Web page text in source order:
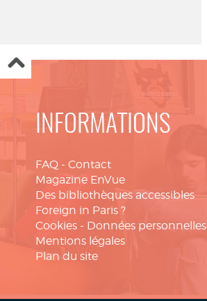
INFORMATIONS
FAQ - Contact
Magazine EnVue
Des bibliothèques accessibles
Foreign in Paris ?
Cookies - Données personnelles
Mentions légales
Plan du site